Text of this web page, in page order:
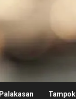
Palakasan Tampok